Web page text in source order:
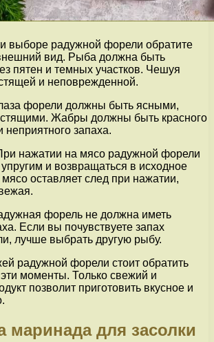
выборе радужной форели обратите
вид. Рыба должна быть
пятен и темных участков. Чешуя
и неповрежденной.
форели должны быть ясными,
Жабры должны быть красного
неприятного запаха.
нажатии на мясо радужной форели
и возвращаться в исходное
оставляет след при нажатии,
форель не должна иметь
Если вы почувствуете запах
лучше выбрать другую рыбу.
радужной форели стоит обратить
моменты. Только свежий и
позволит приготовить вкусное и
маринада для засолки